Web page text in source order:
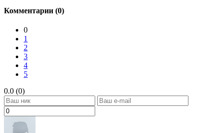
Комментарии (0)
0
1
2
3
4
5
0.0 (0)